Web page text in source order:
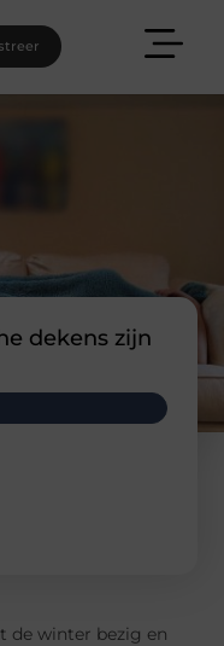
dekens zijn
de winter bezig en